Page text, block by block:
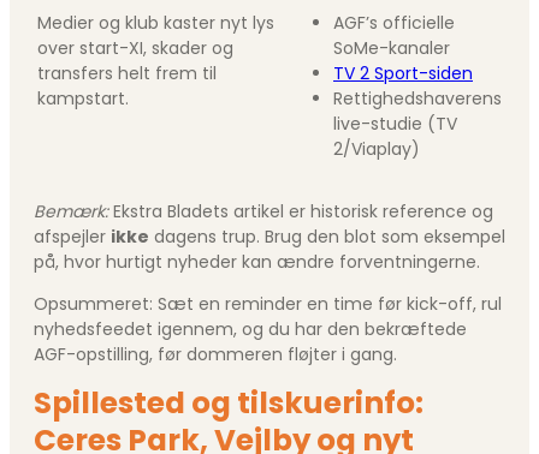
Medier og klub kaster nyt lys
over start-XI, skader og
transfers helt frem til
kampstart.
AGF’s officielle
SoMe-kanaler
TV 2 Sport-siden
Rettighedshaverens
live-studie (TV
2/Viaplay)
Bemærk:Ekstra Bladets artikel er historisk reference og
afspejler ikke dagens trup. Brug den blot som eksempel
på, hvor hurtigt nyheder kan ændre forventningerne.
Opsummeret: Sæt en reminder en time før kick-off, rul
nyhedsfeedet igennem, og du har den bekræftede
AGF-opstilling, før dommeren fløjter i gang.
Spillested og tilskuerinfo:
Ceres Park, Vejlby og nyt